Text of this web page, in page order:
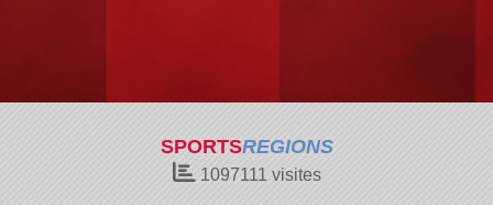
SPORTSREGIONS
1097111 visites